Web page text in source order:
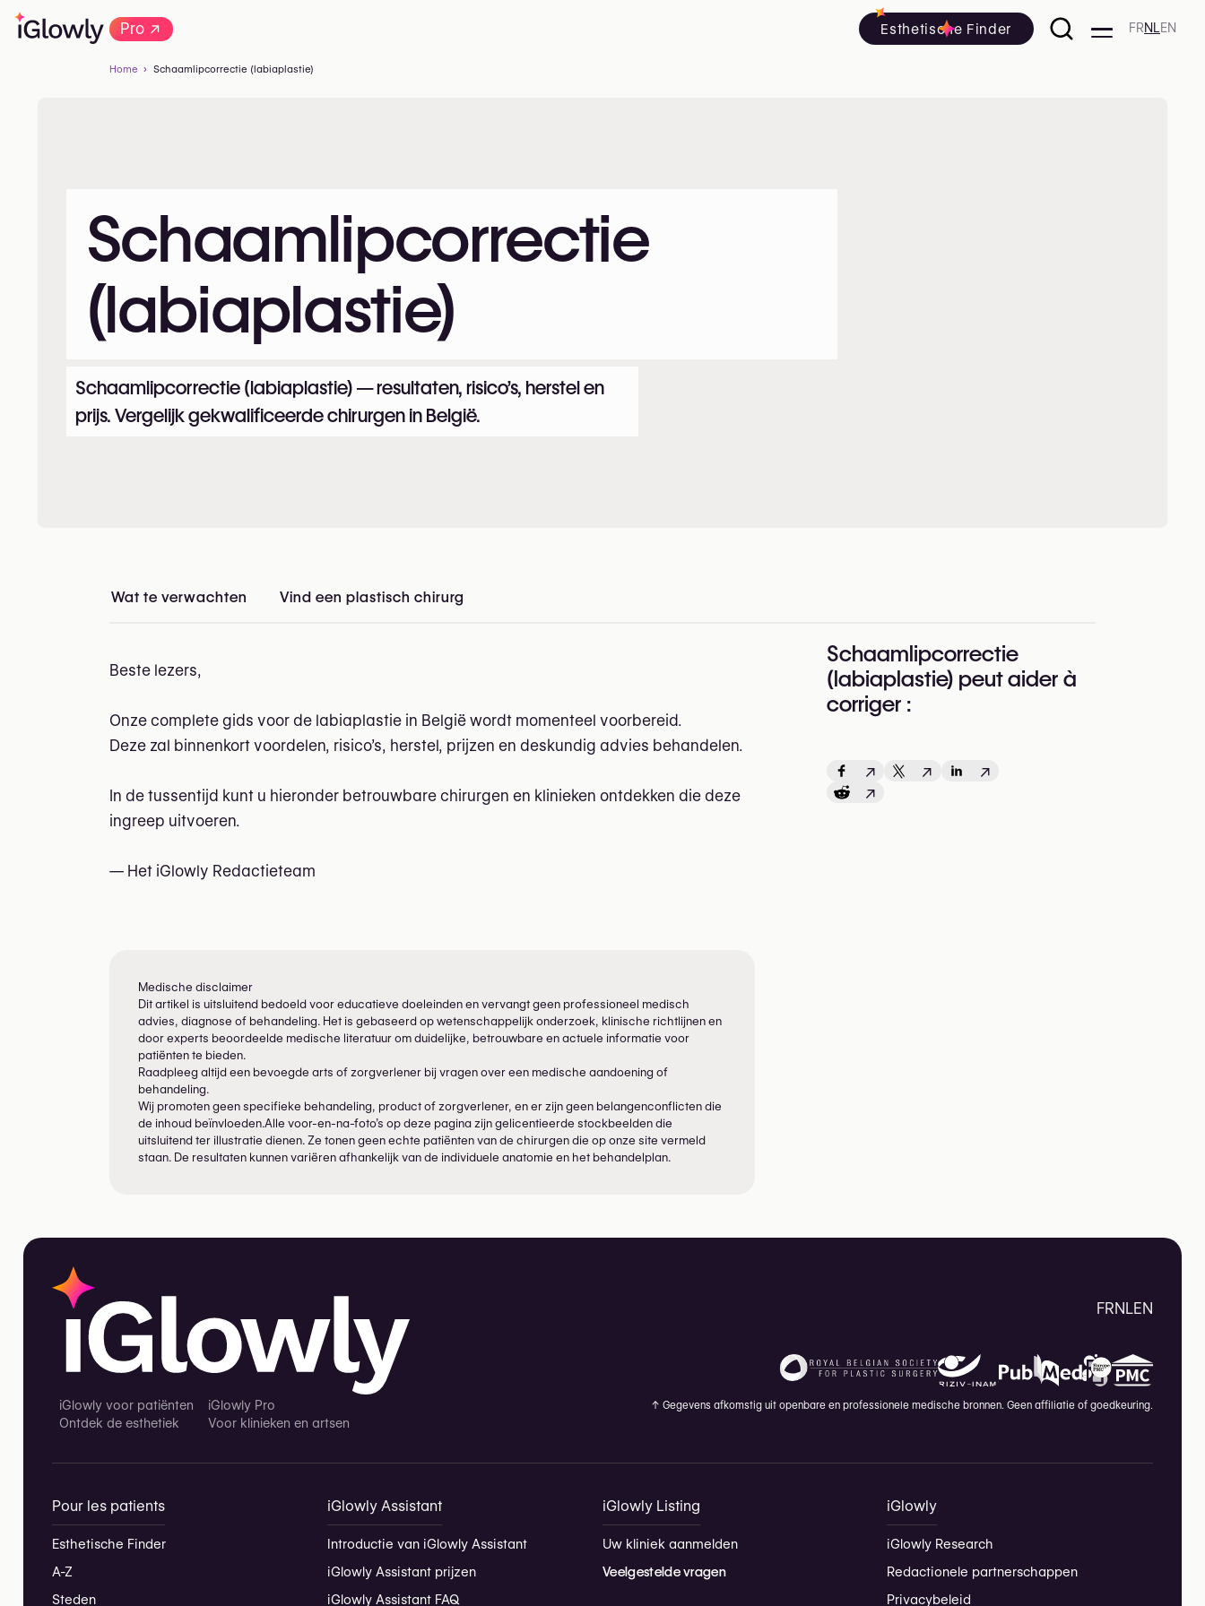
Pro→ Esthetische Finder FRNL EN
Home Schaamlipcorrectie (labiaplastie)
Schaamlipcorrectie
(labiaplastie)
Schaamlipcorrectie (labiaplastie) — resultaten, risico’s, herstel en
prijs. Vergelijk gekwalificeerde chirurgen in België.
Wat te verwachten Vind een plastisch chirurg
Beste lezers,
Onze complete gids voor de labiaplastie in België wordt momenteel voorbereid.
Deze zal binnenkort voordelen, risico’s, herstel, prijzen en deskundig advies behandelen.
In de tussentijd kunt u hieronder betrouwbare chirurgen en klinieken ontdekken die deze
ingreep uitvoeren.
— Het iGlowly Redactieteam
Medische disclaimer
Dit artikel is uitsluitend bedoeld voor educatieve doeleinden en vervangt geen professioneel medisch
advies, diagnose of behandeling. Het is gebaseerd op wetenschappelijk onderzoek, klinische richtlijnen en
door experts beoordeelde medische literatuur om duidelijke, betrouwbare en actuele informatie voor
patiënten te bieden.
Raadpleeg altijd een bevoegde arts of zorgverlener bij vragen over een medische aandoening of
behandeling.
Wij promoten geen specifieke behandeling, product of zorgverlener, en er zijn geen belangenconflicten die
de inhoud beïnvloeden.Alle voor-en-na-foto’s op deze pagina zijn gelicentieerde stockbeelden die
uitsluitend ter illustratie dienen. Ze tonen geen echte patiënten van de chirurgen die op onze site vermeld
staan. De resultaten kunnen variëren afhankelijk van de individuele anatomie en het behandelplan.
Schaamlipcorrectie
(labiaplastie) peut aider à
corriger :
↗ ↗
↗
↗
iGlowly voor patiënten
Ontdek de esthetiek
iGlowly Pro
Voor klinieken en artsen
FRNLEN
↑ Gegevens afkomstig uit openbare en professionele medische bronnen. Geen affiliatie of goedkeuring.
Pour les patients
Esthetische Finder
A-Z
Steden
iGlowly Assistant
Introductie van iGlowly Assistant
iGlowly Assistant prijzen
iGlowly Assistant FAQ
iGlowly Listing
Uw kliniek aanmelden
Veelgestelde vragen
iGlowly
iGlowly Research
Redactionele partnerschappen
Privacybeleid